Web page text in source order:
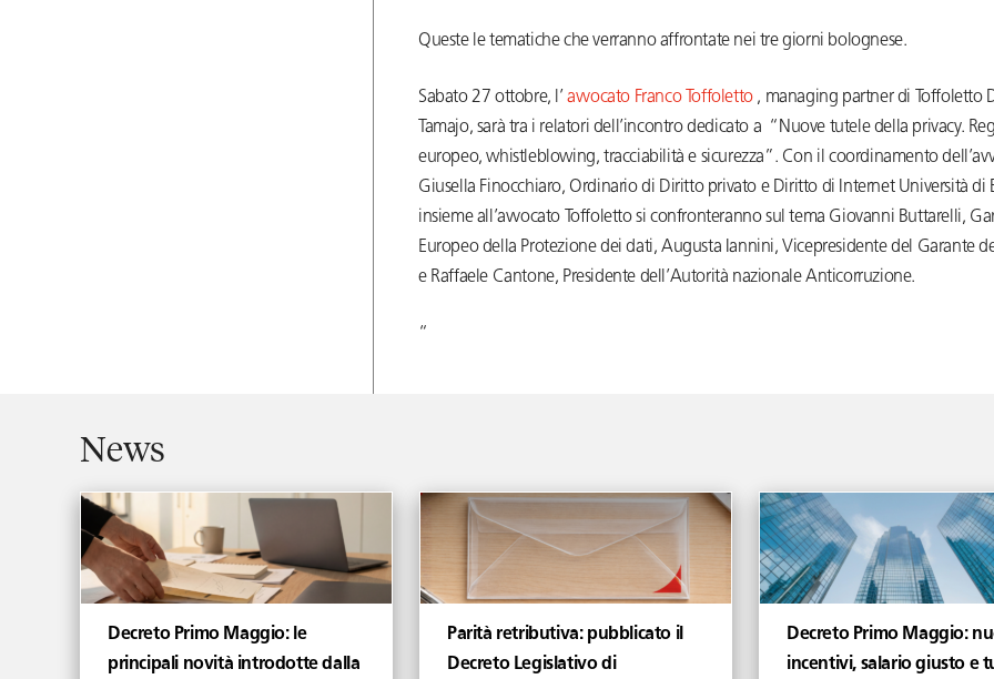
Queste le tematiche che verranno affrontate nei tre giorni bolognese.
Sabato 27 ottobre, l’avvocato Franco Toffoletto, managing partner di Toffoletto
Tamajo, sarà tra i relatori dell’incontro dedicato a “Nuove tutele della privacy.
europeo, whistleblowing, tracciabilità e sicurezza”. Con il coordinamento
Giusella Finocchiaro, Ordinario di Diritto privato e Diritto di Internet Università di
insieme all’avvocato Toffoletto si confronteranno sul tema Giovanni Buttarelli,
Europeo della Protezione dei dati, Augusta Iannini, Vicepresidente del Garante
e Raffaele Cantone, Presidente dell’Autorità nazionale Anticorruzione.
“
News
Decreto Primo Maggio: le
principali novità introdotte dalla
Parità retributiva: pubblicato il
Decreto Legislativo di
Decreto Primo Maggio:
incentivi, salario giusto e